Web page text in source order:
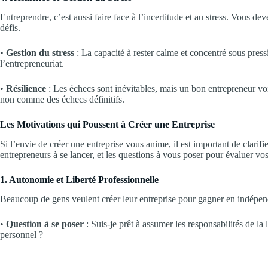
Entreprendre, c’est aussi faire face à l’incertitude et au stress. Vous
défis.
• Gestion du stress : La capacité à rester calme et concentré sous
l’entrepreneuriat.
• Résilience : Les échecs sont inévitables, mais un bon entrepreneur
non comme des échecs définitifs.
Les Motivations qui Poussent à Créer une Entreprise
Si l’envie de créer une entreprise vous anime, il est important de
entrepreneurs à se lancer, et les questions à vous poser pour évaluer
1. Autonomie et Liberté Professionnelle
Beaucoup de gens veulent créer leur entreprise pour gagner en
• Question à se poser : Suis-je prêt à assumer les responsabilités de
personnel ?